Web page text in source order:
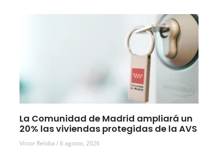
La Comunidad de Madrid ampliará un
20% las viviendas protegidas de la AVS
Víctor Reloba 6 agosto, 2026